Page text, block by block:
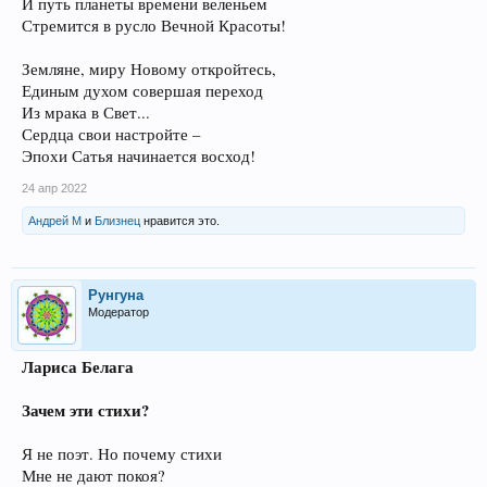
Стремится в русло Вечной Красоты!
Земляне, миру Новому откройтесь,
Единым духом совершая переход
Из мрака в Свет...
Сердца свои настройте –
Эпохи Сатья начинается восход!
24 апр 2022
Андрей М и Близнец нравится это.
Рунгуна
Модератор
Лариса Белага
Зачем эти стихи?
Я не поэт. Но почему стихи
Мне не дают покоя?